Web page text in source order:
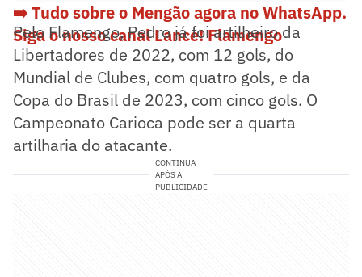
➡️ Tudo sobre o Mengão agora no WhatsApp.
Siga o nosso canal Lance! Flamengo
Pelo Flamengo, Pedro já foi artilheiro da
Libertadores de 2022, com 12 gols, do
Mundial de Clubes, com quatro gols, e da
Copa do Brasil de 2023, com cinco gols. O
Campeonato Carioca pode ser a quarta
artilharia do atacante.
CONTINUA
APÓS A
PUBLICIDADE